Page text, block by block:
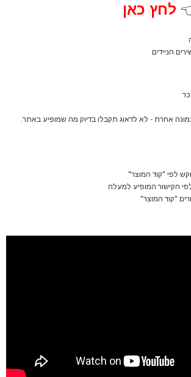
לחץ כאן
הניידים
אחרת - לא לדאוג תקבלו בדיוק מה שמופיע באתר.